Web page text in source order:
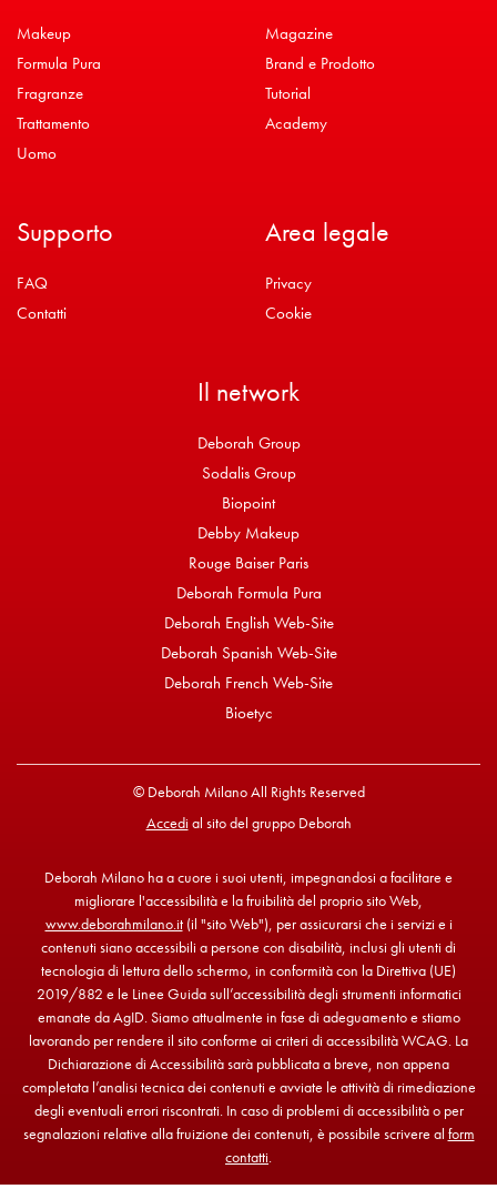
Makeup
Formula Pura
Fragranze
Trattamento
Uomo
Magazine
Brand e Prodotto
Tutorial
Academy
Supporto
FAQ
Contatti
Area legale
Privacy
Cookie
Il network
Deborah Group
Sodalis Group
Biopoint
Debby Makeup
Rouge Baiser Paris
Deborah Formula Pura
Deborah English Web-Site
Deborah Spanish Web-Site
Deborah French Web-Site
Bioetyc
© Deborah Milano All Rights Reserved
Accedi al sito del gruppo Deborah
Deborah Milano ha a cuore i suoi utenti, impegnandosi a facilitare e
migliorare l'accessibilità e la fruibilità del proprio sito Web,
www.deborahmilano.it(il "sito Web"), per assicurarsi che i servizi e i
contenuti siano accessibili a persone con disabilità, inclusi gli utenti di
tecnologia di lettura dello schermo, in conformità con la Direttiva (UE)
2019/882 e le Linee Guida sull’accessibilità degli strumenti informatici
emanate da AgID. Siamo attualmente in fase di adeguamento e stiamo
lavorando per rendere il sito conforme ai criteri di accessibilità WCAG. La
Dichiarazione di Accessibilità sarà pubblicata a breve, non appena
completata l’analisi tecnica dei contenuti e avviate le attività di rimediazione
degli eventuali errori riscontrati. In caso di problemi di accessibilità o per
segnalazioni relative alla fruizione dei contenuti, è possibile scrivere al form
contatti.